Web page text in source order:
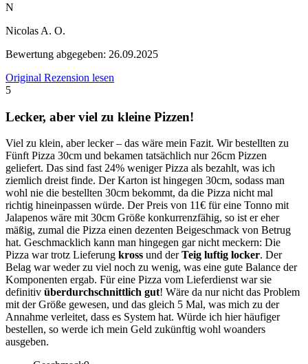
N
Nicolas A. O.
Bewertung abgegeben: 26.09.2025
Original Rezension lesen
5
Lecker, aber viel zu kleine Pizzen!
Viel zu klein, aber lecker – das wäre mein Fazit. Wir bestellten zu
Fünft Pizza 30cm und bekamen tatsächlich nur 26cm Pizzen
geliefert. Das sind fast 24% weniger Pizza als bezahlt, was ich
ziemlich dreist finde. Der Karton ist hingegen 30cm, sodass man
wohl nie die bestellten 30cm bekommt, da die Pizza nicht mal
richtig hineinpassen würde. Der Preis von 11€ für eine Tonno mit
Jalapenos wäre mit 30cm Größe konkurrenzfähig, so ist er eher
mäßig, zumal die Pizza einen dezenten Beigeschmack von Betrug
hat. Geschmacklich kann man hingegen gar nicht meckern: Die
Pizza war trotz Lieferung kross und derTeig luftig locker. Der
Belag war weder zu viel noch zu wenig, was eine gute Balance der
Komponenten ergab. Für eine Pizza vom Lieferdienst war sie
definitiv überdurchschnittlich gut! Wäre da nur nicht das Problem
mit der Größe gewesen, und das gleich 5 Mal, was mich zu der
Annahme verleitet, dass es System hat. Würde ich hier häufiger
bestellen, so werde ich mein Geld zukünftig wohl woanders
ausgeben.